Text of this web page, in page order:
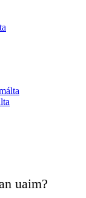
uaim?